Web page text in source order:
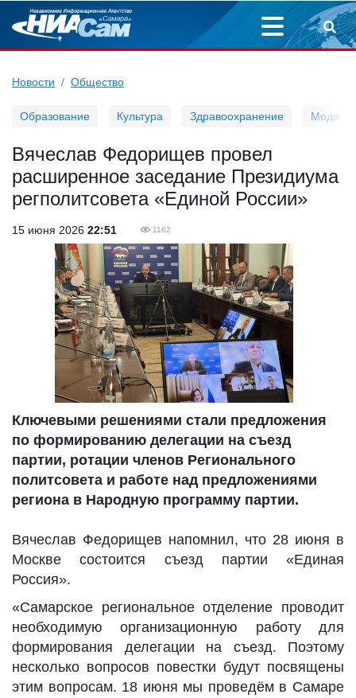
Новости Общество
Образование Культура Здравоохранение Мода
Вячеслав Федорищев провел
расширенное заседание Президиума
регполитсовета «Единой России»
15 июня 2026 22:51 1162
Ключевыми решениями стали предложения
по формированию делегации на съезд
партии, ротации членов Регионального
политсовета и работе над предложениями
региона в Народную программу партии.
Вячеслав Федорищев напомнил, что 28 июня в
Москве состоится съезд партии «Единая
Россия».
«Самарское региональное отделение проводит
необходимую организационную работу для
формирования делегации на съезд. Поэтому
несколько вопросов повестки будут посвящены
этим вопросам. 18 июня мы проведём в Самаре